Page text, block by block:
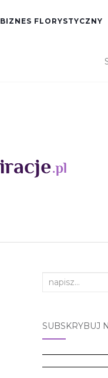
BIZNES FLORYSTYCZNY
Search
SUBSKRYBUJ